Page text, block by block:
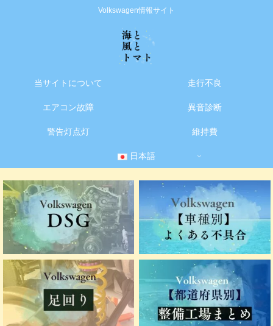
Volkswagen情報サイト
当サイトについて 走行不良
エアコン故障 異音診断
警告灯点灯 維持費
日本語